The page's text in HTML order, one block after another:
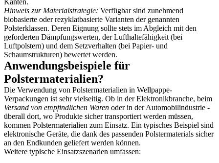
Hinweis zur Materialstrategie: Verfügbar sind zunehmend
biobasierte oder rezyklatbasierte Varianten der genannten
Polsterklassen. Deren Eignung sollte stets im Abgleich mit den
geforderten Dämpfungswerten, der Lufthaltefähigkeit (bei
Luftpolstern) und dem Setzverhalten (bei Papier- und
Schaumstrukturen) bewertet werden.
Anwendungsbeispiele für
Polstermaterialien?
Die Verwendung von Polstermaterialien in Wellpappe-
Verpackungen ist sehr vielseitig. Ob in der Elektronikbranche, beim
Versand von empfindlichen Waren oder in der Automobilindustrie -
überall dort, wo Produkte sicher transportiert werden müssen,
kommen Polstermaterialien zum Einsatz. Ein typisches Beispiel sind
elektronische Geräte, die dank des passenden Polstermaterials sicher
an den Endkunden geliefert werden können.
Weitere typische Einsatzszenarien umfassen: